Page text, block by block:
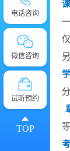
电话咨询
微信咨询
试听预约
TOP